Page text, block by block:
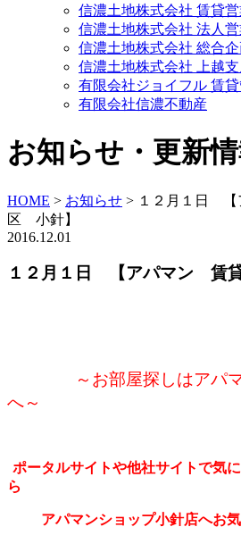
信濃土地株式会社 賃貸
信濃土地株式会社 法人
信濃土地株式会社 総合
信濃土地株式会社 上越
有限会社ジョイフル 賃
有限会社信濃不動産
お知らせ・更新
HOME > お知らせ > １２月１日
区 小針】
2016.12.01
１２月１日 【アパマン 賃
～お部屋探しはアパマ
へ～
ポータルサイトや他社サイトで気
ら
アパマンショップ小針店へお